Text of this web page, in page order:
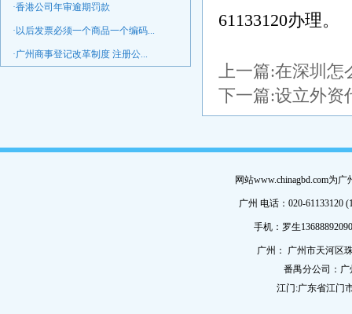
·香港公司年审逾期罚款
·以后发票必须一个商品一个编码...
·广州商事登记改革制度 注册公...
61133120办理。
上一篇:在深圳怎
下一篇:设立外资
网站www.chinagbd.com为
广州 电话：020-61133120
手机：罗生
广州： 广州市天河区
番禺分公司：
江门:广东省江门